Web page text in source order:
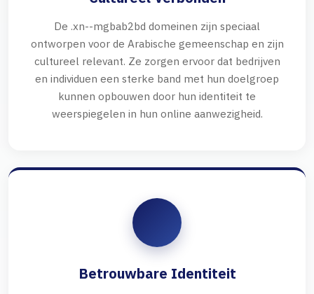
De .xn--mgbab2bd domeinen zijn speciaal
ontworpen voor de Arabische gemeenschap en zijn
cultureel relevant. Ze zorgen ervoor dat bedrijven
en individuen een sterke band met hun doelgroep
kunnen opbouwen door hun identiteit te
weerspiegelen in hun online aanwezigheid.
Betrouwbare Identiteit